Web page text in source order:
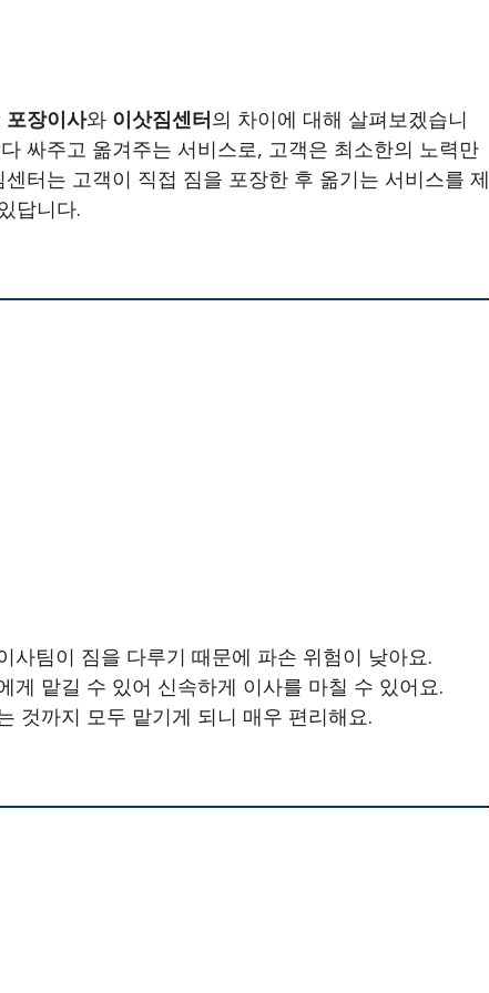
포장이사와 이삿짐센터의 차이에 대해 살펴보겠습니
싸주고 옮겨주는 서비스로, 고객은 최소한의 노력만
터는 고객이 직접 짐을 포장한 후 옮기는 서비스를 제
답니다.
사팀이 짐을 다루기 때문에 파손 위험이 낮아요.
게 맡길 수 있어 신속하게 이사를 마칠 수 있어요.
것까지 모두 맡기게 되니 매우 편리해요.